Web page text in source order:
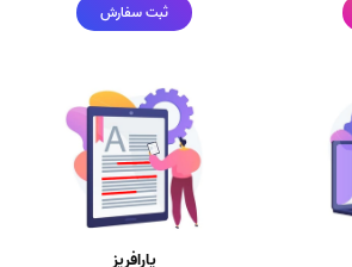
ثبت سفارش
پارافریز